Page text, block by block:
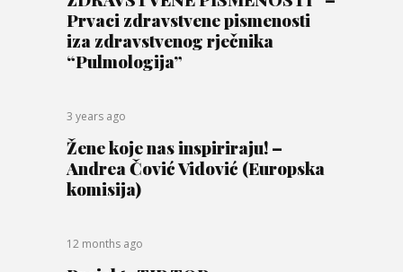
Prvaci zdravstvene pismenosti
iza zdravstvenog rječnika
“Pulmologija”
3 years ago
Žene koje nas inspiriraju! –
Andrea Čović Vidović (Europska
komisija)
12 months ago